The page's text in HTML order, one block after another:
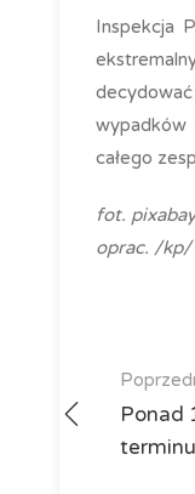
Inspekcja
wypadków
całego
fot.
oprac. /kp/
Ponad
terminu